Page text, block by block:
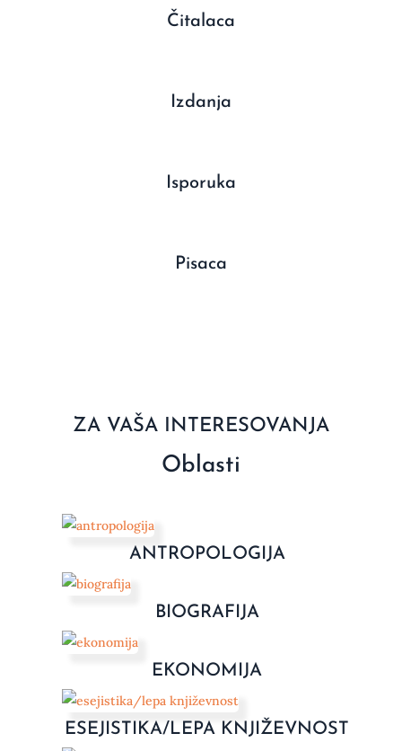
Čitalaca
Izdanja
Isporuka
Pisaca
ZA VAŠA INTERESOVANJA
Oblasti
ANTROPOLOGIJA
BIOGRAFIJA
EKONOMIJA
ESEJISTIKA/LEPA KNJIŽEVNOST